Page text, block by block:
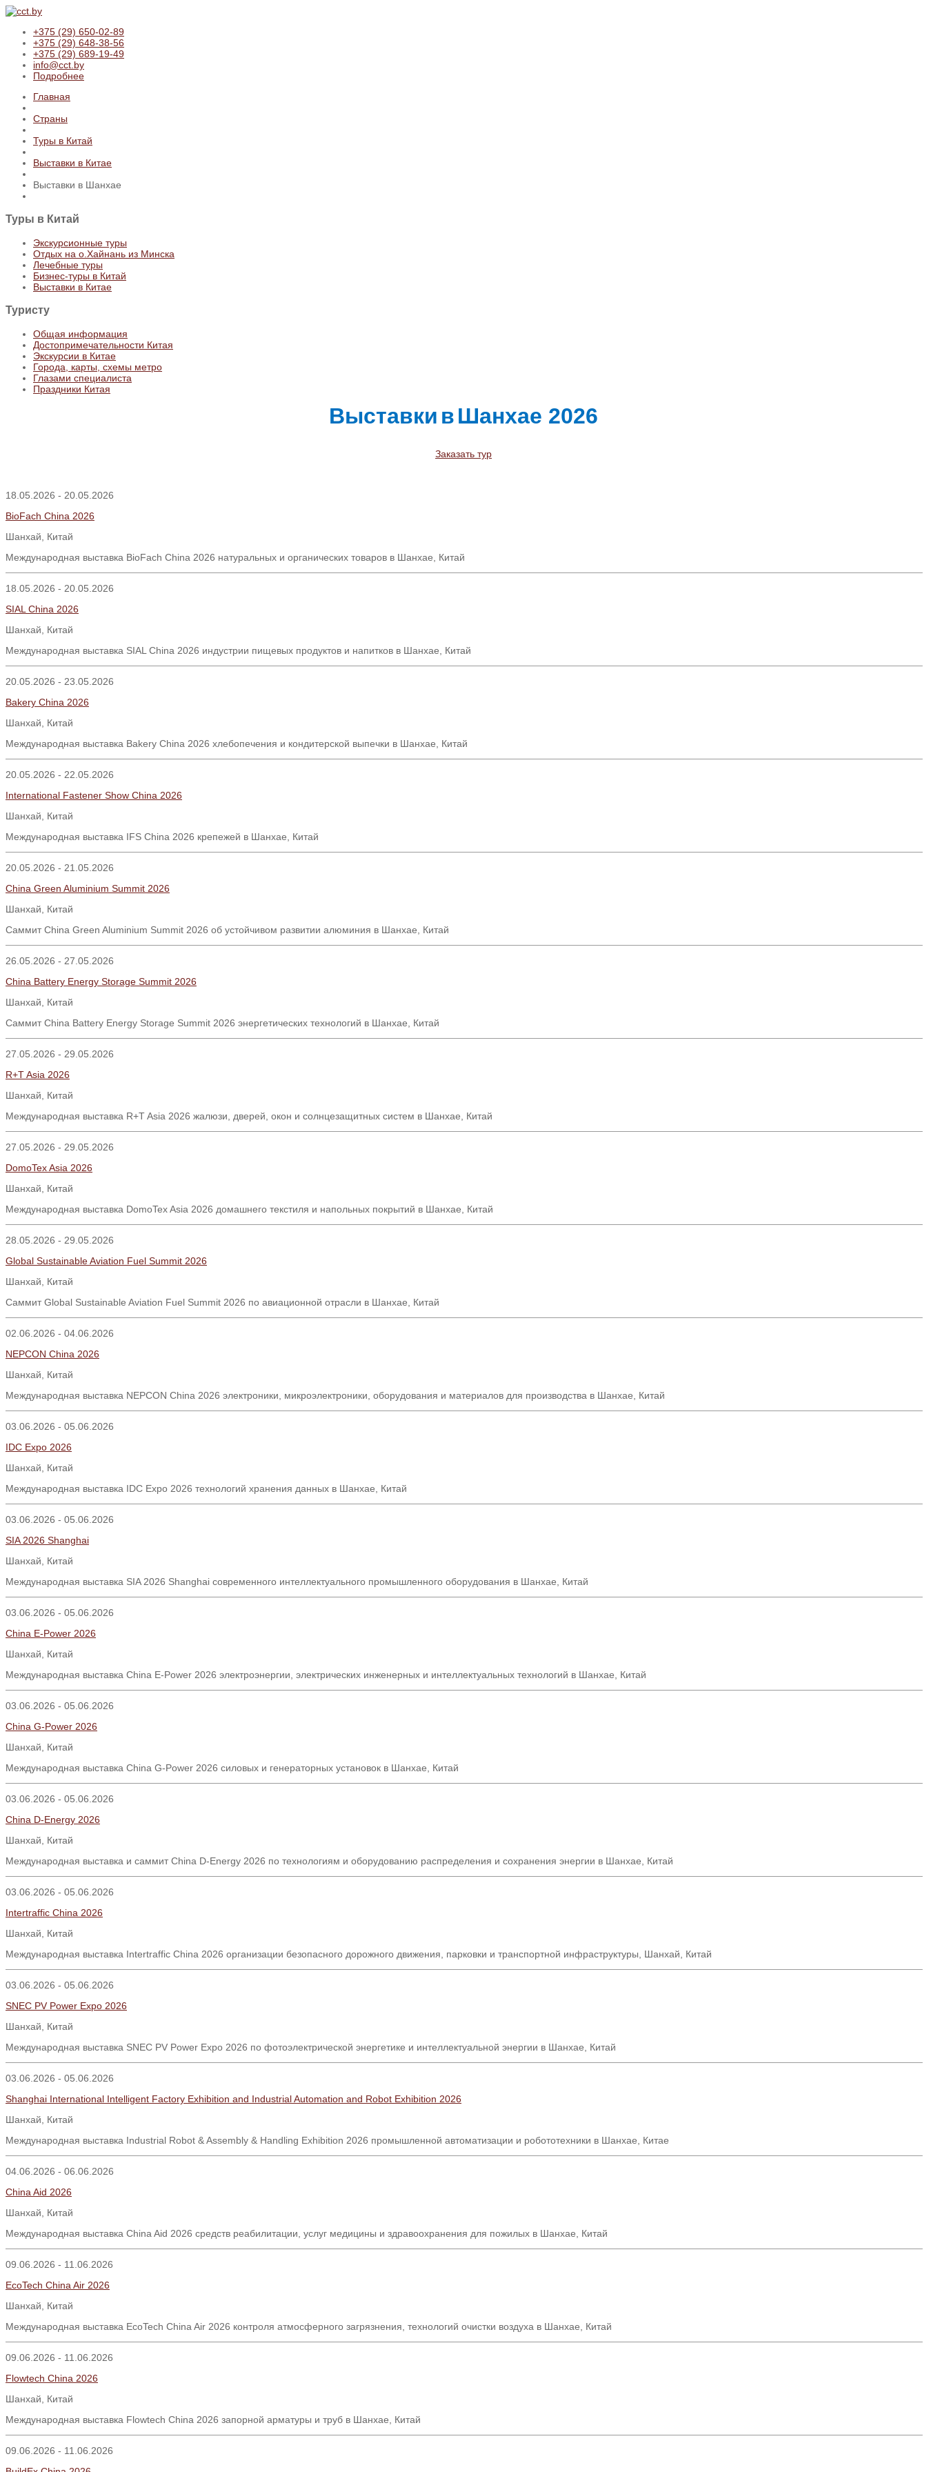
+375 (29) 650-02-89
+375 (29) 648-38-56
+375 (29) 689-19-49
info@cct.by
Подробнее
Главная
Страны
Туры в Китай
Выставки в Китае
Выставки в Шанхае
Туры в Китай
Экскурсионные туры
Отдых на о.Хайнань из Минска
Лечебные туры
Бизнес-туры в Китай
Выставки в Китае
Туристу
Общая информация
Достопримечательности Китая
Экскурсии в Китае
Города, карты, схемы метро
Глазами специалиста
Праздники Китая
Выставки вШанхае 2026
Заказать тур
18.05.2026 - 20.05.2026
BioFach China 2026
Шанхай, Китай
Международная выставка BioFach China 2026 натуральных и органических товаров в Шанхае, Китай
18.05.2026 - 20.05.2026
SIAL China 2026
Шанхай, Китай
Международная выставка SIAL China 2026 индустрии пищевых продуктов и напитков в Шанхае, Китай
20.05.2026 - 23.05.2026
Bakery China 2026
Шанхай, Китай
Международная выставка Bakery China 2026 хлебопечения и кондитерской выпечки в Шанхае, Китай
20.05.2026 - 22.05.2026
International Fastener Show China 2026
Шанхай
Китай
Международная выставка IFS China 2026 крепежей в Шанхае, Китай
20.05.2026 - 21.05.2026
China Green Aluminium Summit 2026
Шанхай
Китай
Саммит China Green Aluminium Summit 2026 об устойчивом развитии алюминия в Шанхае, Китай
26.05.2026 - 27.05.2026
China Battery Energy Storage Summit 2026
Шанхай
Китай
СаммитChina Battery Energy Storage Summit 2026 энергетических технологий в Шанхае Китай
27.05.2026 - 29.05.2026
R+T Asia 2026
Шанхай, Китай
Международная выставка R+T Asia 2026 жалюзи, дверей, окон и солнцезащитных систем в Шанхае, Китай
27.05.2026 - 29.05.2026
DomoTex Asia 2026
Шанхай, Китай
Международная выставка DomoTex Asia 2026 домашнего текстиля и напольных покрытий в Шанхае, Китай
28.05.2026 - 29.05.2026
Global Sustainable Aviation Fuel Summit 2026
Шанхай
Китай
СаммитGlobal Sustainable Aviation Fuel Summit 2026 по авиационной отрасли в Шанхае Китай
02.06.2026 - 04.06.2026
NEPCON China 2026
Шанхай, Китай
Международная выставка NEPCON China 2026 электроники, микроэлектроники, оборудования и материалов для производства в Шанхае, Китай
03.06.2026 - 05.06.2026
IDC Expo 2026
Шанхай, Китай
Международная выставка IDC Expo 2026 технологий хранения данных в Шанхае, Китай
03.06.2026 - 05.06.2026
SIA 2026 Shanghai
Шанхай, Китай
Международная выставка SIA 2026 Shanghai современного интеллектуального промышленного оборудования в Шанхае, Китай
03.06.2026 - 05.06.2026
China E-Power 2026
Шанхай
Китай
Международная выставка China E-Power 2026 электроэнергии, электрических инженерных и интеллектуальных технологий в Шанхае, Китай
03.06.2026 - 05.06.2026
China G-Power 2026
Шанхай
Китай
Международная выставка China G-Power 2026 силовых и генераторных установок в Шанхае, Китай
03.06.2026 - 05.06.2026
China D-Energy 2026
Шанхай
Китай
Международная выставка и саммит China D-Energy 2026 по технологиям и оборудованию распределения и сохранения энергии в Шанхае, Китай
03.06.2026 - 05.06.2026
Intertraffic China 2026
Шанхай, Китай
Международная выставка Intertraffic China 2026 организации безопасного дорожного движения, парковки и транспортной инфраструктуры, Шанхай, Китай
03.06.2026 - 05.06.2026
SNEC PV Power Expo 2026
Шанхай
Китай
Международная выставка SNEC PV Power Expo 2026 по фотоэлектрической энергетике и интеллектуальной энергии в Шанхае, Китай
03.06.2026 - 05.06.2026
Shanghai International Intelligent Factory Exhibition and Industrial Automation and Robot Exhibition 2026
Шанхай
Китай
Международная выставка Industrial Robot & Assembly & Handling Exhibition 2026 промышленной автоматизации и робототехники в Шанхае Китае
04.06.2026 - 06.06.2026
China Aid 2026
Шанхай, Китай
Международная выставка China Aid 2026 средств реабилитации, услуг медицины и здравоохранения для пожилых в Шанхае, Китай
09.06.2026 - 11.06.2026
EcoTech China Air 2026
Шанхай
Китай
Международная выставка EcoTech China Air 2026 контроля атмосферного загрязнения, технологий очистки воздуха в Шанхае, Китай
09.06.2026 - 11.06.2026
Flowtech China 2026
Шанхай, Китай
Международная выставка Flowtech China 2026 запорной арматуры и труб в Шанхае, Китай
09.06.2026 - 11.06.2026